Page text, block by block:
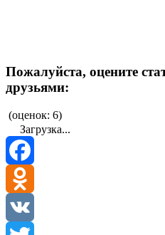
Пожалуйста, оцените
друзьями:
(оценок: 6)
Загрузка...
Facebook
Odnoklassniki